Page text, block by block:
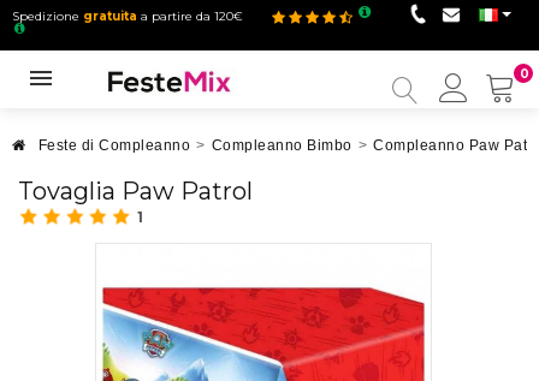
Spedizione gratuita a partire da 120€
0
mio
Feste di Compleanno > Compleanno Bimbo > Compleanno Paw
Tovaglia Paw Patrol
1